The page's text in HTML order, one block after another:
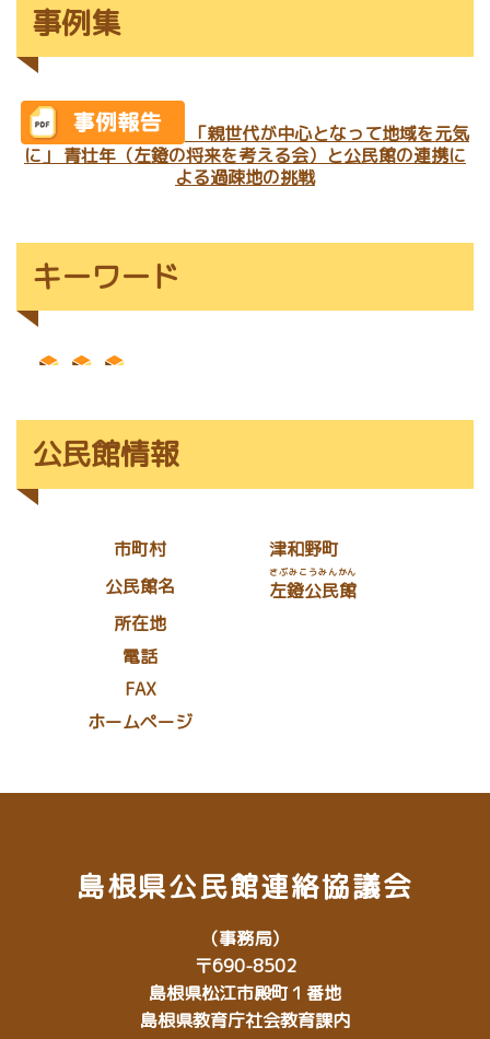
事例集
「親世代が中心となって地域を元気
に」 青壮年（左鐙の将来を考える会）と公民館の連携に
よる過疎地の挑戦
キーワード
公民館情報
市町村
津和野町
公民館名
左鐙公民館
さぶみこうみんかん
所在地
電話
FAX
ホームページ
島根県公民館連絡協議会
（事務局）
〒690-8502
島根県松江市殿町１番地
島根県教育庁社会教育課内